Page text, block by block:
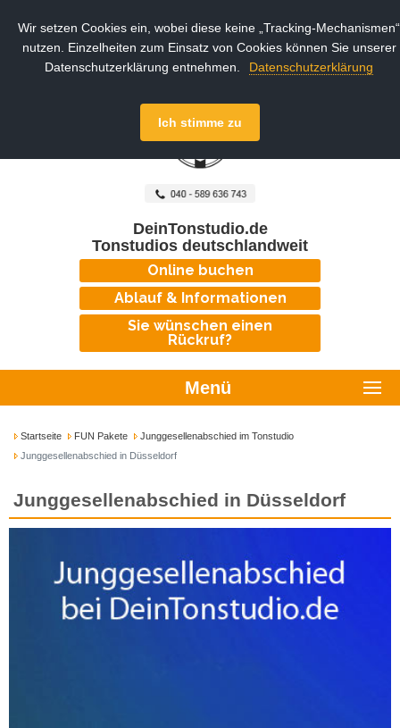
Wir setzen Cookies ein, wobei diese keine „Tracking-Mechanismen“
nutzen. Einzelheiten zum Einsatz von Cookies können Sie unserer
Datenschutzerklärung entnehmen.
Datenschutzerklärung
Ich stimme zu
DeinTonstudio.de
Tonstudios deutschlandweit
Online buchen
Ablauf & Informationen
Sie wünschen einen
Rückruf?
Menü
Startseite FUN Pakete
Junggesellenabschied im Tonstudio
Junggesellenabschied in Düsseldorf
Junggesellenabschied in Düsseldorf